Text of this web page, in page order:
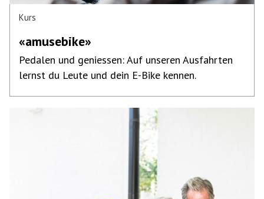
Kurs
«amusebike»
Pedalen und geniessen: Auf unseren Ausfahrten
lernst du Leute und dein E-Bike kennen.